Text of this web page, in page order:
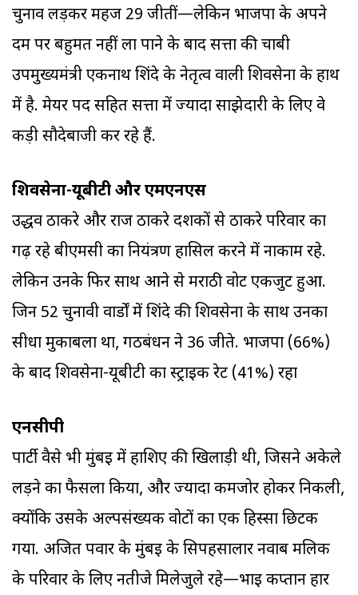
चुनाव लड़कर महज 29 जीतीं—लेकिन भाजपा के अपने
दम पर बहुमत नहीं ला पाने के बाद सत्ता की चाबी
उपमुख्यमंत्री एकनाथ शिंदे के नेतृत्व वाली शिवसेना के हाथ
में है. मेयर पद सहित सत्ता में ज्यादा साझेदारी के लिए वे
कड़ी सौदेबाजी कर रहे हैं.
शिवसेना-यूबीटी और एमएनएस
उद्धव ठाकरे और राज ठाकरे दशकों से ठाकरे परिवार का
गढ़ रहे बीएमसी का नियंत्रण हासिल करने में नाकाम रहे.
लेकिन उनके फिर साथ आने से मराठी वोट एकजुट हुआ.
जिन 52 चुनावी वार्डों में शिंदे की शिवसेना के साथ उनका
सीधा मुकाबला था, गठबंधन ने 36 जीते. भाजपा (66%)
के बाद शिवसेना-यूबीटी का स्ट्राइक रेट (41%) रहा
एनसीपी
पार्टी वैसे भी मुंबई में हाशिए की खिलाड़ी थी, जिसने अकेले
लड़ने का फैसला किया, और ज्यादा कमजोर होकर निकली,
क्योंकि उसके अल्पसंख्यक वोटों का एक हिस्सा छिटक
गया. अजित पवार के मुंबई के सिपहसालार नवाब मलिक
के परिवार के लिए नतीजे मिलेजुले रहे—भाई कप्तान हार